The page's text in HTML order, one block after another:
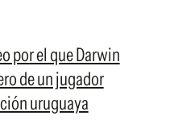
por el que Darwin
de un jugador
uruguaya